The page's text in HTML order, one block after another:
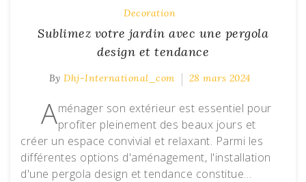
Decoration
Sublimez votre jardin avec une pergola
design et tendance
By Dhj-International_com 28 mars 2024
Aménager son extérieur est essentiel pour
profiter pleinement des beaux jours et
créer un espace convivial et relaxant. Parmi les
différentes options d'aménagement, l'installation
d'une pergola design et tendance constitue…